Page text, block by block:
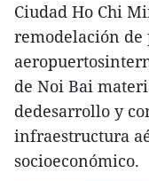
Ciudad Ho Chi
remodelación de
de Noi Bai
dedesarrollo y
infraestructura
socioeconómico.